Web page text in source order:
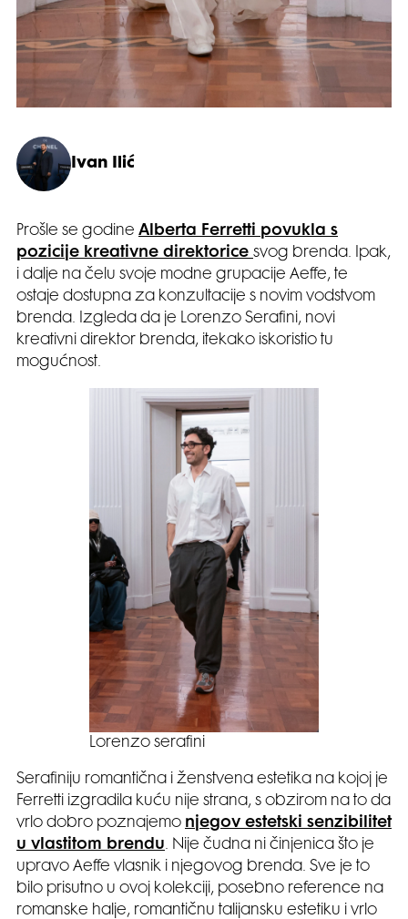
Ivan Ilić
Prošle se godine Alberta Ferretti povukla s
pozicije kreativne direktorice svog brenda. Ipak,
i dalje na čelu svoje modne grupacije Aeffe, te
ostaje dostupna za konzultacije s novim vodstvom
brenda. Izgleda da je Lorenzo Serafini, novi
kreativni direktor brenda, itekako iskoristio tu
mogućnost.
Lorenzo serafini
Serafiniju romantična i ženstvena estetika na kojoj je
Ferretti izgradila kuću nije strana, s obzirom na to da
vrlo dobro poznajemo njegov estetski senzibilitet
u vlastitom brendu. Nije čudna ni činjenica što je
upravo Aeffe vlasnik i njegovog brenda. Sve je to
bilo prisutno u ovoj kolekciji, posebno reference na
romanske halje, romantičnu talijansku estetiku i vrlo